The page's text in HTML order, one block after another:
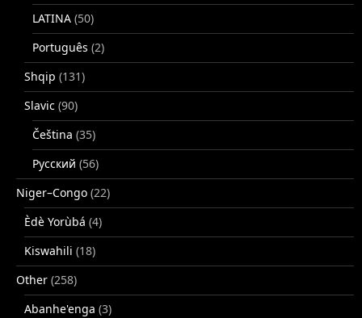
LATINA (50)
Português (2)
Shqip (131)
Slavic (90)
Čeština (35)
Русский (56)
Niger–Congo (22)
Èdè Yorùbá (4)
Kiswahili (18)
Other (258)
Abanhe'enga (3)